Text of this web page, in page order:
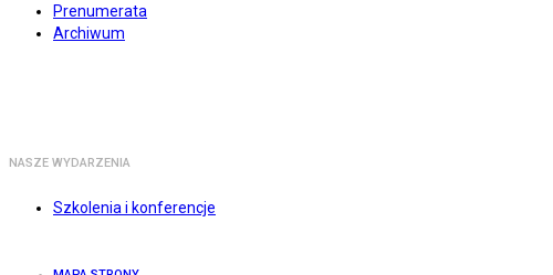
Prenumerata
Archiwum
NASZE WYDARZENIA
Szkolenia i konferencje